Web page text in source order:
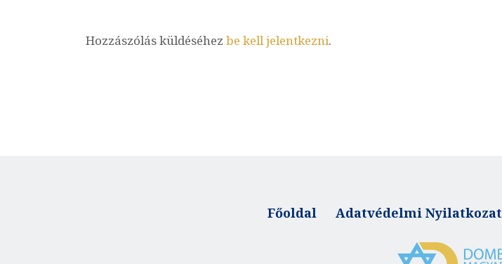
Hozzászólás küldéséhez be kell jelentkezni.
Főoldal Adatvédelmi Nyilatkozat